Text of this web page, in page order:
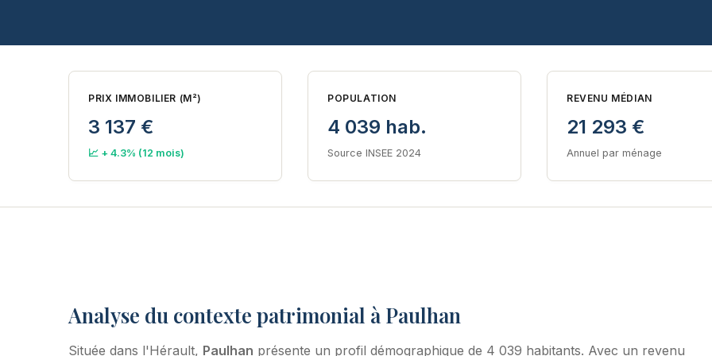
PRIX IMMOBILIER (M²)
3 137 €
📈 + 4.3% (12 mois)
POPULATION
4 039 hab.
Source INSEE 2024
REVENU MÉDIAN
21 293 €
Annuel par ménage
Analyse du contexte patrimonial à Paulhan
Située dans l'Hérault, Paulhan présente un profil démographique de 4 039 habitants. Avec un revenu